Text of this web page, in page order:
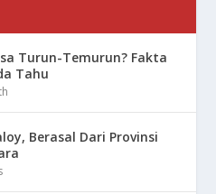
Turun-Temurun? Fakta
Tahu
Berasal Dari Provinsi